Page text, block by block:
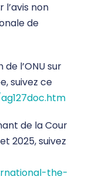
non
de
l’ONU sur
suivez ce
de la Cour
2025, suivez
the-